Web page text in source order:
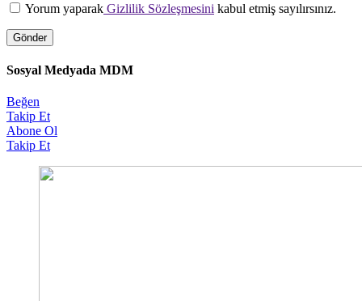
Yorum yaparak Gizlilik Sözleşmesini kabul etmiş sayılırsınız.
Sosyal Medyada MDM
Beğen
Takip Et
Abone Ol
Takip Et